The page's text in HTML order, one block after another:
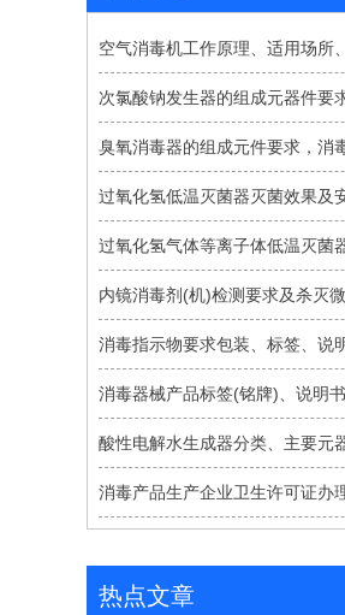
空气消毒机工作原理、适用场所
次氯酸钠发生器的组成元器件要
臭氧消毒器的组成元件要求，消
过氧化氢低温灭菌器灭菌效果及
过氧化氢气体等离子体低温灭菌
内镜消毒剂(机)检测要求及杀灭
消毒指示物要求包装、标签、说
消毒器械产品标签(铭牌)、说明
酸性电解水生成器分类、主要元
消毒产品生产企业卫生许可证办
热点文章